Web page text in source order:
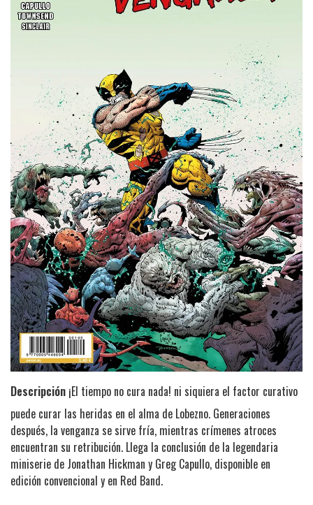
Descripción ¡El tiempo no cura nada! ni siquiera el factor curativo
puede curar las heridas en el alma de Lobezno. Generaciones
después, la venganza se sirve fría, mientras crímenes atroces
encuentran su retribución. Llega la conclusión de la legendaria
miniserie de Jonathan Hickman y Greg Capullo, disponible en
edición convencional y en Red Band.